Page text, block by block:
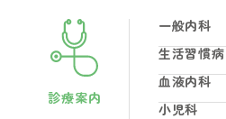
診療案内
一般内科
生活習慣病
血液内科
小児科